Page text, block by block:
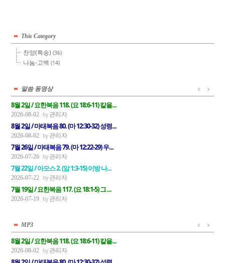
This Category
찬양(특송)(36)
나눔-고백(14)
말씀 동영상
8월 2일 / 요한복음 118. (요 18:6-11) 칼을...
2026-08-02 관리자
8월 2일 / 마태복음 80. (마 12:30-32) 성령...
2026-08-02 관리자
7월 26일 / 마태복음 79. (마 12:22-29) 우...
2026-07-26 관리자
7월 22일 / 아모스 2. (암 1:3-15) 이방 나...
2026-07-22 관리자
7월 19일 / 요한복음 117. (요 18:1-5) 그 ...
2026-07-19 관리자
MP3
8월 2일 / 요한복음 118. (요 18:6-11) 칼을...
2026-08-02 관리자